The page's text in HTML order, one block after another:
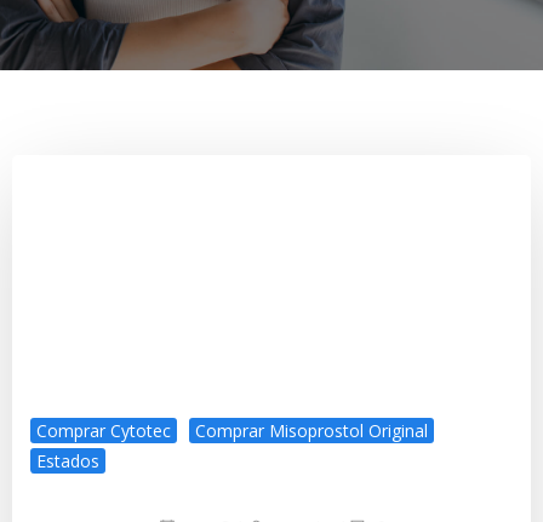
Comprar Cytotec
Comprar Misoprostol Original
Estados